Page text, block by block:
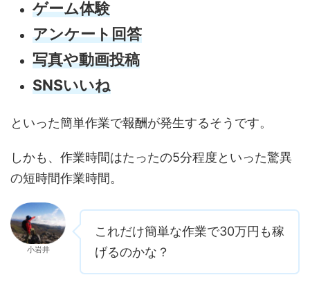
ゲーム体験
アンケート回答
写真や動画投稿
SNSいいね
といった簡単作業で報酬が発生するそうです。
しかも、作業時間はたったの5分程度といった驚異
の短時間作業時間。
小岩井
これだけ簡単な作業で30万円も稼
げるのかな？